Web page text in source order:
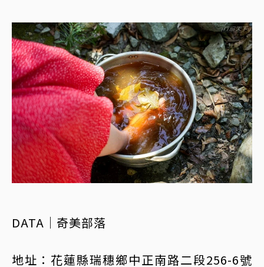
DATA｜奇美部落
地址：花蓮縣瑞穗鄉中正南路二段256-6號